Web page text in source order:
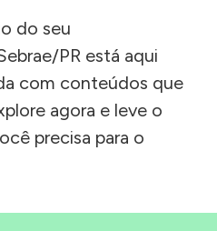
do seu
PR está aqui
com conteúdos que
agora e leve o
precisa para o